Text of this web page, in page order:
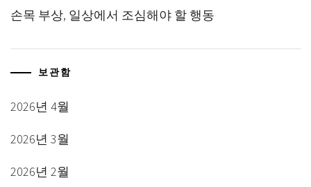
손목 부상, 일상에서 조심해야 할 행동
보관함
2026년 4월
2026년 3월
2026년 2월